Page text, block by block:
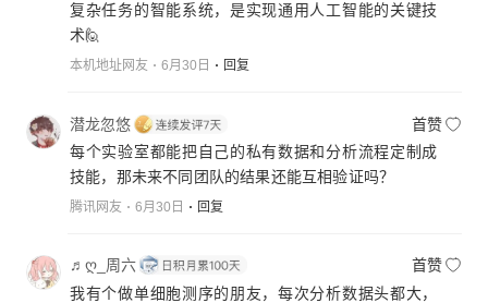
复杂任务的智能系统，是实现通用人工智能的关键技
术🙋
本机地址网友 6月30日 回复
潜龙忽悠
首赞
每个实验室都能把自己的私有数据和分析流程定制成
技能，那未来不同团队的结果还能互相验证吗？
腾讯网友 6月30日 回复
♬ღ_周六
首赞
我有个做单细胞测序的朋友，每次分析数据头都大，